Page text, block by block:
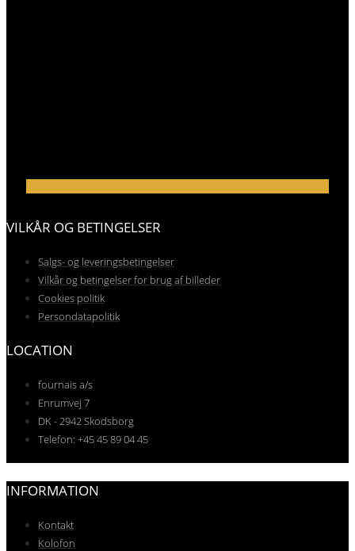
VILKÅR OG BETINGELSER
Salgs- og leveringsbetingelser
Vilkår og betingelser for brug af billeder
Cookies politik
Persondatapolitik
LOCATION
fournais a/s
Enrumvej 7
DK - 2942 Skodsborg
Telefon: +45 45 89 04 45
INFORMATION
Kontakt
Kolofon